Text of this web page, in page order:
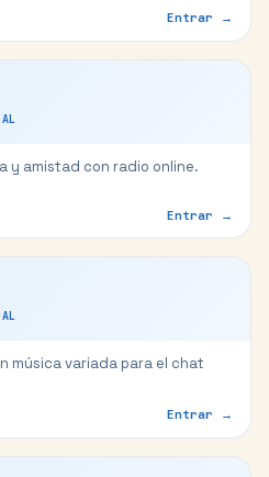
Entrar →
y amistad con radio online.
Entrar →
música variada para el chat
Entrar →